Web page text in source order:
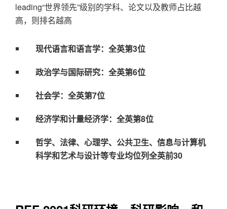
leading“世界领先”级别的学科、论文以及教师占比越
高，则排名越高
现代语言和语言学：全英第3位
政治学与国际研究：全英第6位
社会学：全英第7位
经济学和计量经济学：全英第8位
哲学、法律、心理学、公共卫生、信息与计算机
科学和艺术与设计等专业均位列全英前30